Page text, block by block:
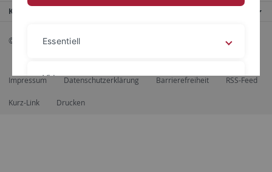
Kontaktinfo
© 2026 Eberhard Karls Universität Tübingen, Tübingen
Impressum Datenschutzerklärung Barrierefreiheit RSS-Feed
Kurz-Link Drucken
Essentiell
Videos